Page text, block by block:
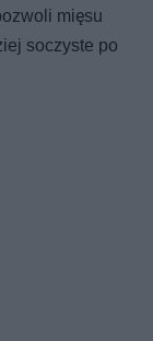
mięsu
soczyste po